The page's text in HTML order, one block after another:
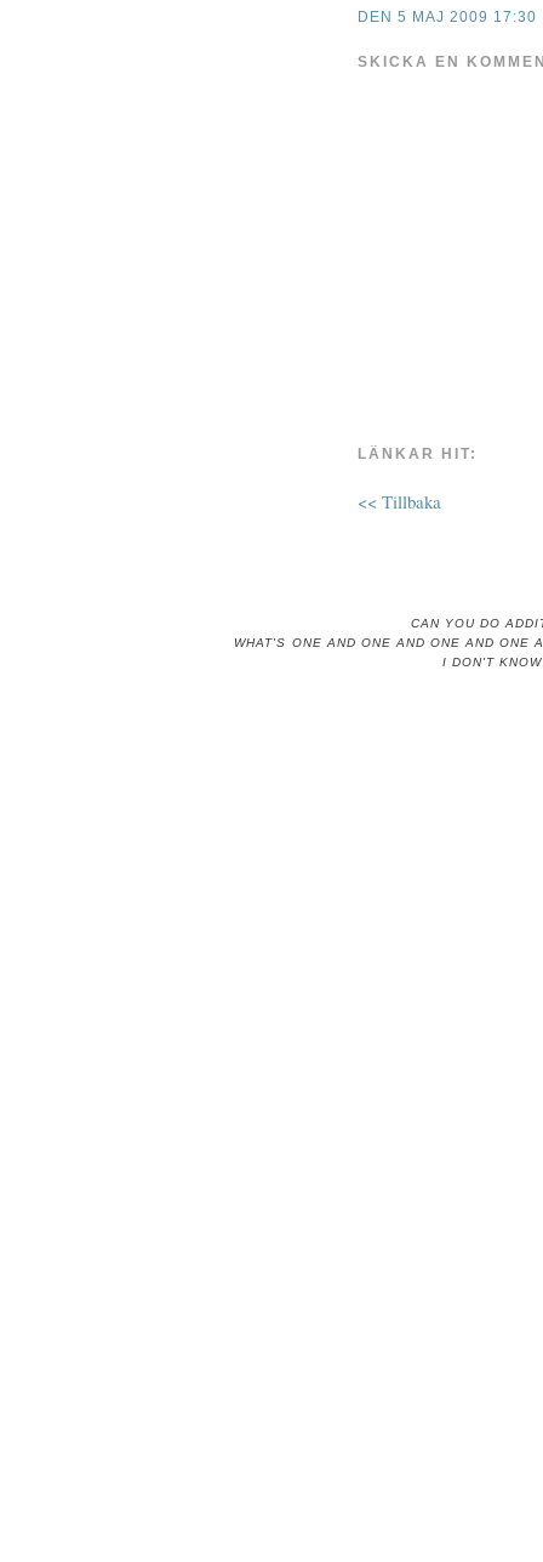
DEN 5 MAJ 2009 17:30
SKICKA EN
LÄNKAR HIT:
<< Tillbaka
CAN YOU DO
WHAT'S ONE AND ONE AND ONE AND ONE
I DON'T KNOW